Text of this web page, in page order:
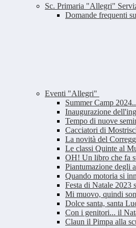
Sc. Primaria "Allegri"
Domande frequenti
Eventi "Allegri"
Summer Camp
Inaugurazione
Tempo di nuove
Cacciatori di
La novità del
Le classi Quinte al
OH! Un libro che fa
Piantumazione degli
Quando motoria si
Festa di Natale 2023
Mi muovo, quindi
Dolce santa, santa
Con i genitori... il
Claun il Pimpa alla